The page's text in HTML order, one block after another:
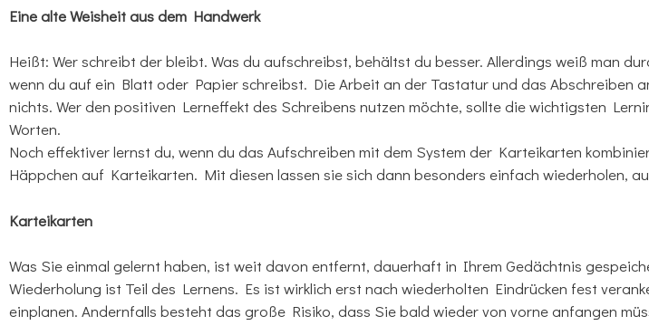
Eine alte Weisheit aus dem Handwerk
Heißt: Wer schreibt der bleibt. Was du aufschreibst, behältst du besser. Allerdings weiß man
wenn du auf ein Blatt oder Papier schreibst. Die Arbeit an der Tastatur und das Abschreiben
nichts. Wer den positiven Lerneffekt des Schreibens nutzen möchte, sollte die wichtigsten
Worten.
Noch effektiver lernst du, wenn du das Aufschreiben mit dem System der Karteikarten
Häppchen auf Karteikarten. Mit diesen lassen sie sich dann besonders einfach wiederholen,
Karteikarten
Was Sie einmal gelernt haben, ist weit davon entfernt, dauerhaft in Ihrem Gedächtnis
Wiederholung ist Teil des Lernens. Es ist wirklich erst nach wiederholten Eindrücken fest
einplanen. Andernfalls besteht das große Risiko, dass Sie bald wieder von vorne anfangen